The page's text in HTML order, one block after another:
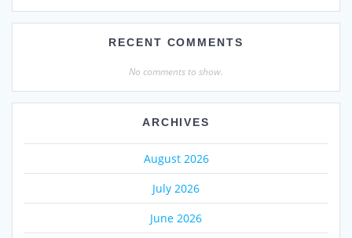
RECENT COMMENTS
No comments to show.
ARCHIVES
August 2026
July 2026
June 2026